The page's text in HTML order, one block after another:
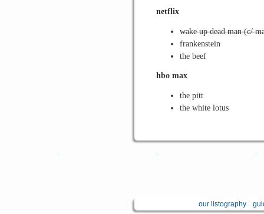
netflix
wake up dead man (c/
frankenstein
the beef
hbo max
the pitt
the white lotus
our listography